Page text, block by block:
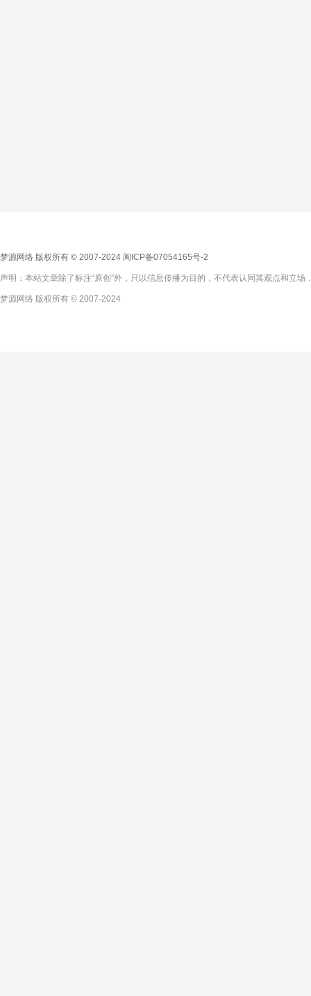
梦源网络 版权所有 © 2007-2024 闽ICP备07054165号-2
声明：本站文章除了标注“原创”外，只以信息传播为目的，不代表认同其观点和立
梦源网络 版权所有 © 2007-2024